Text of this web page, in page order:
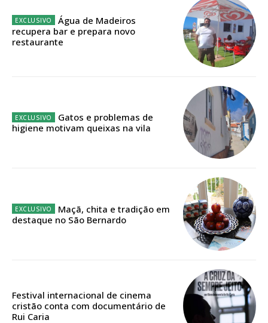
Edição em papel entregue à Quinta-feira em sua
casa
Acesso ao conteúdo online
Acesso aos conteúdos Exclusivos para
DIGITAL ANUAL
16€
Acesso ao conteúdo online
Acesso aos conteúdos Exclusivos para
Água de Madeiros
recupera bar e prepara novo
restaurante
Gatos e problemas de
higiene motivam queixas na vila
Maçã, chita e tradição em
destaque no São Bernardo
Festival internacional de cinema
cristão conta com documentário de
Rui Caria